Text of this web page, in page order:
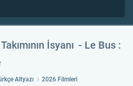
İsyanı
Le Bus :
Altyazı 2026 Filmleri